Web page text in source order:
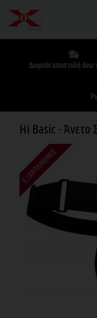
Δωρεάν αποστολή άνω
Hi Basic -
ΕΞΑΝΤΛΉΘΗΚΕ